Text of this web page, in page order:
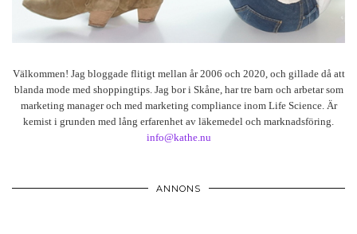
Välkommen! Jag bloggade flitigt mellan år 2006 och 2020, och gillade då att
blanda mode med shoppingtips. Jag bor i Skåne, har tre barn och arbetar som
marketing manager och med marketing compliance inom Life Science. Är
kemist i grunden med lång erfarenhet av läkemedel och marknadsföring.
info@kathe.nu
ANNONS